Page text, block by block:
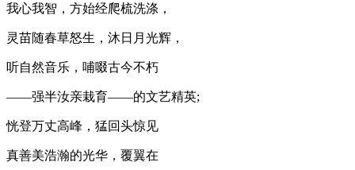
我心我智，方始经爬梳洗涤，
灵苗随春草怒生，沐日月光辉，
听自然音乐，哺啜古今不朽
——强半汝亲栽育——的文艺精英;
恍登万丈高峰，猛回头惊见
真善美浩瀚的光华，覆翼在